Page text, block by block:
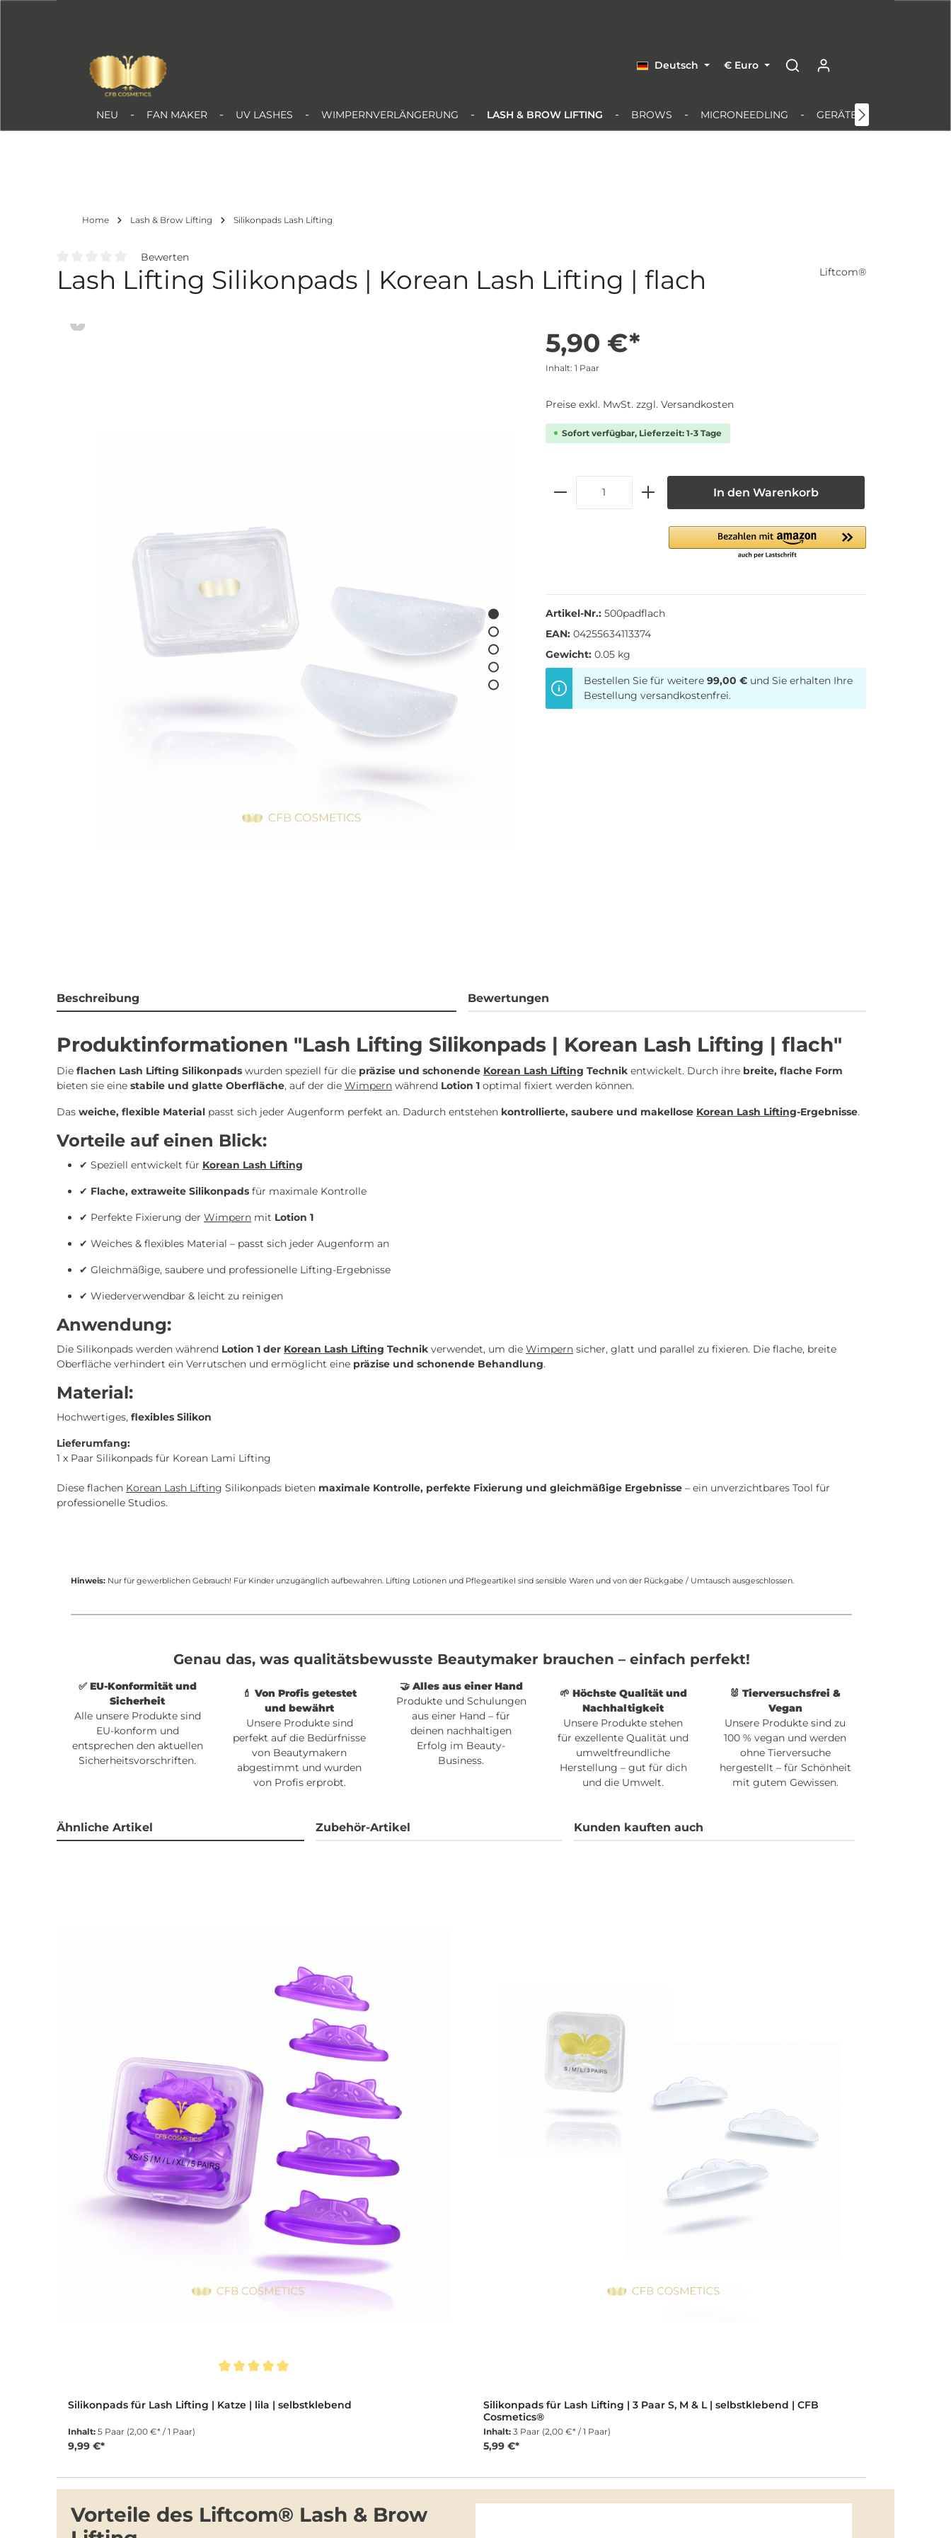
Deutsch € Euro
NEU FAN MAKER UV LASHES WIMPERNVERLÄNGERUNG LASH & BROW LIFTING BROWS MICRONEEDLING GERÄTE & EQUIPMENT
Home Lash & Brow Lifting Silikonpads Lash Lifting
Durchschnittliche Bewertung von 0 von 5 Sternen
Bewerten
Lash Lifting Silikonpads | Korean Lash Lifting | flach Liftcom®
5,90 €*
Inhalt: 1 Paar
Preise exkl. MwSt. zzgl. Versandkosten
Sofort verfügbar, Lieferzeit: 1-3 Tage
In den Warenkorb
Artikel-Nr.: 500padflach
EAN: 04255634113374
Gewicht: 0.05 kg
Bestellen Sie für weitere 99,00 €und Sie erhalten Ihre
Bestellung versandkostenfrei.
Beschreibung Bewertungen
Produktinformationen "Lash Lifting Silikonpads | Korean Lash Lifting | flach"
Die flachen Lash Lifting Silikonpads wurden speziell für die präzise und schonende Korean Lash Lifting Technik entwickelt. Durch ihre breite, flache Form
bieten sie eine stabile und glatte Oberfläche, auf der die Wimpern während Lotion 1 optimal fixiert werden können.
Das weiche, flexible Material passt sich jeder Augenform perfekt an. Dadurch entstehen kontrollierte, saubere und makellose Korean Lash Lifting-Ergebnisse.
Vorteile auf einen Blick:
✔ Speziell entwickelt für Korean Lash Lifting
✔ Flache, extraweite Silikonpads für maximale Kontrolle
✔ Perfekte Fixierung der Wimpern mit Lotion 1
✔ Weiches & flexibles Material – passt sich jeder Augenform an
✔ Gleichmäßige, saubere und professionelle Lifting-Ergebnisse
✔ Wiederverwendbar & leicht zu reinigen
Anwendung:
Die Silikonpads werden während Lotion 1 der Korean Lash Lifting Technik verwendet, um die Wimpern sicher, glatt und parallel zu fixieren. Die flache, breite
Oberfläche verhindert ein Verrutschen und ermöglicht eine präzise und schonende Behandlung.
Material:
Hochwertiges, flexibles Silikon
Lieferumfang:
1 x Paar Silikonpads für Korean Lami Lifting
Diese flachen Korean Lash Lifting Silikonpads bieten maximale Kontrolle, perfekte Fixierung und gleichmäßige Ergebnisse – ein unverzichtbares Tool für
professionelle Studios.
Hinweis: Nur für gewerblichen Gebrauch! Für Kinder unzugänglich aufbewahren. Lifting Lotionen und Pflegeartikel sind sensible Waren und von der Rückgabe / Umtausch ausgeschlossen.
Genau das, was qualitätsbewusste Beautymaker brauchen – einfach perfekt!
✅ EU-Konformität und
Sicherheit
Alle unsere Produkte sind
EU-konform und
entsprechen den aktuellen
Sicherheitsvorschriften.
💄 Von Profis getestet
und bewährt
Unsere Produkte sind
perfekt auf die Bedürfnisse
von Beautymakern
abgestimmt und wurden
von Profis erprobt.
🤝 Alles aus einer Hand
Produkte und Schulungen
aus einer Hand – für
deinen nachhaltigen
Erfolg im Beauty-
Business.
🌱 Höchste Qualität und
Nachhaltigkeit
Unsere Produkte stehen
für exzellente Qualität und
umweltfreundliche
Herstellung – gut für dich
und die Umwelt.
🐰 Tierversuchsfrei &
Vegan
Unsere Produkte sind zu
100 % vegan und werden
ohne Tierversuche
hergestellt – für Schönheit
mit gutem Gewissen.
Ähnliche Artikel Zubehör-Artikel Kunden kauften auch
Silikonpads für Lash Lifting | Katze | lila | selbstklebend
Inhalt: 5 Paar (2,00 €* / 1 Paar)
9,99 €*
Silikonpads für Lash Lifting | 3 Paar S, M & L | selbstklebend | CFB
Cosmetics®
Inhalt: 3 Paar (2,00 €* / 1 Paar)
5,99 €*
Vorteile des Liftcom® Lash & Brow